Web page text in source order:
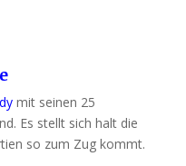
mit seinen 25
Es stellt sich halt die
so zum Zug kommt.